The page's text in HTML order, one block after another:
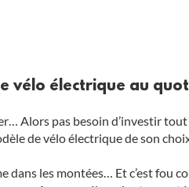
vélo électrique au
Alors pas besoin d’investir
de vélo électrique de son
dans les montées… Et c’est fou